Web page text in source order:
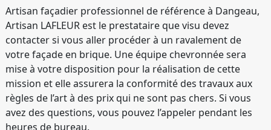
Artisan façadier professionnel de référence à Dangeau,
Artisan LAFLEUR est le prestataire que visu devez
contacter si vous aller procéder à un ravalement de
votre façade en brique. Une équipe chevronnée sera
mise à votre disposition pour la réalisation de cette
mission et elle assurera la conformité des travaux aux
règles de l’art à des prix qui ne sont pas chers. Si vous
avez des questions, vous pouvez l’appeler pendant les
heures de bureau.